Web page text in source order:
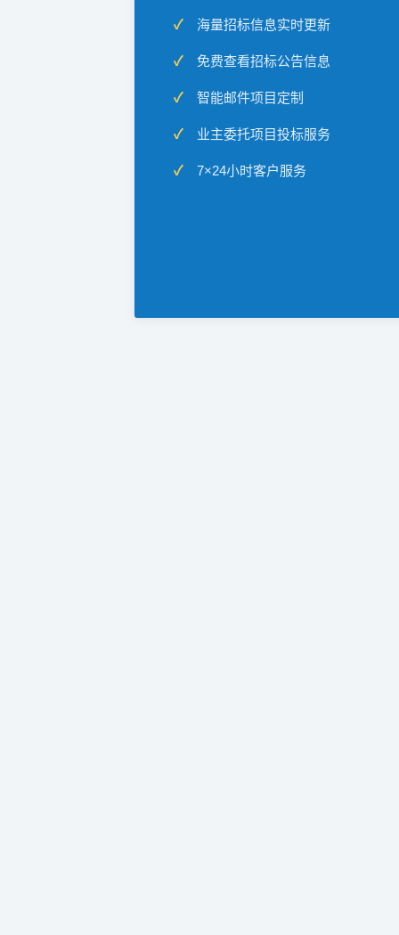
海量招标信息实时更新
免费查看招标公告信息
智能邮件项目定制
业主委托项目投标服务
7×24小时客户服务